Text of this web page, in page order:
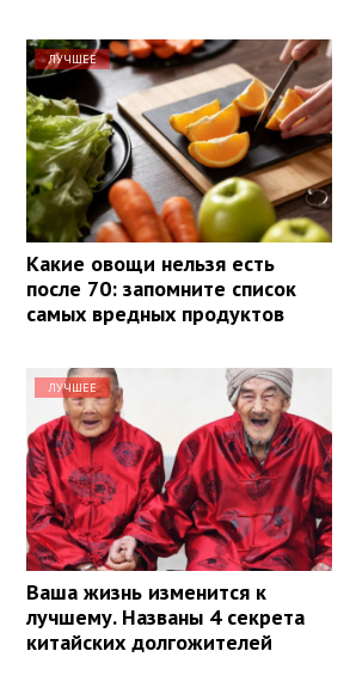
ЛУЧШЕЕ
Какие овощи нельзя есть
после 70: запомните список
самых вредных продуктов
ЛУЧШЕЕ
Ваша жизнь изменится к
лучшему. Названы 4 секрета
китайских долгожителей